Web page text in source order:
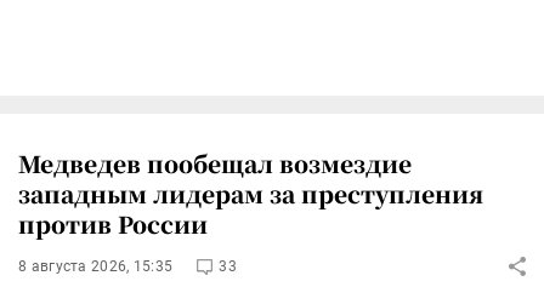
Медведев пообещал возмездие
западным лидерам за преступления
против России
8 августа 2026, 15:35 33